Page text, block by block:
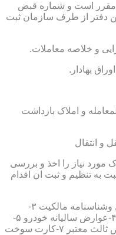
مقرر است و شماره قبض
دفتر از طرف سازمان ثبت
و املاک بازداشت
و انتقال
مورد نیاز را اخذ و بررسی
به تنظیم و ثبت ان اقدام
۱-مدارک مالکیت ۲-تائیدیه نقل وانتقال وشناسنامه مالکیت ۳-
مدارک هویتی وشخصی ونظام وظیفه ۴-عوارض سالیانه خودرو ۵-